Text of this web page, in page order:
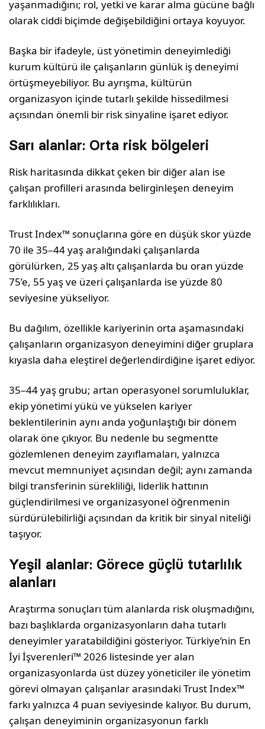
yaşanmadığını; rol, yetki ve karar alma gücüne bağlı
olarak ciddi biçimde değişebildiğini ortaya koyuyor.
Başka bir ifadeyle, üst yönetimin deneyimlediği
kurum kültürü ile çalışanların günlük iş deneyimi
örtüşmeyebiliyor. Bu ayrışma, kültürün
organizasyon içinde tutarlı şekilde hissedilmesi
açısından önemli bir risk sinyaline işaret ediyor.
Sarı alanlar: Orta risk bölgeleri
Risk haritasında dikkat çeken bir diğer alan ise
çalışan profilleri arasında belirginleşen deneyim
farklılıkları.
Trust Index™ sonuçlarına göre en düşük skor yüzde
70 ile 35–44 yaş aralığındaki çalışanlarda
görülürken, 25 yaş altı çalışanlarda bu oran yüzde
75’e, 55 yaş ve üzeri çalışanlarda ise yüzde 80
seviyesine yükseliyor.
Bu dağılım, özellikle kariyerinin orta aşamasındaki
çalışanların organizasyon deneyimini diğer gruplara
kıyasla daha eleştirel değerlendirdiğine işaret ediyor.
35–44 yaş grubu; artan operasyonel sorumluluklar,
ekip yönetimi yükü ve yükselen kariyer
beklentilerinin aynı anda yoğunlaştığı bir dönem
olarak öne çıkıyor. Bu nedenle bu segmentte
gözlemlenen deneyim zayıflamaları, yalnızca
mevcut memnuniyet açısından değil; aynı zamanda
bilgi transferinin sürekliliği, liderlik hattının
güçlendirilmesi ve organizasyonel öğrenmenin
sürdürülebilirliği açısından da kritik bir sinyal niteliği
taşıyor.
Yeşil alanlar: Görece güçlü tutarlılık
alanları
Araştırma sonuçları tüm alanlarda risk oluşmadığını,
bazı başlıklarda organizasyonların daha tutarlı
deneyimler yaratabildiğini gösteriyor. Türkiye’nin En
İyi İşverenleri™ 2026 listesinde yer alan
organizasyonlarda üst düzey yöneticiler ile yönetim
görevi olmayan çalışanlar arasındaki Trust Index™
farkı yalnızca 4 puan seviyesinde kalıyor. Bu durum,
çalışan deneyiminin organizasyonun farklı